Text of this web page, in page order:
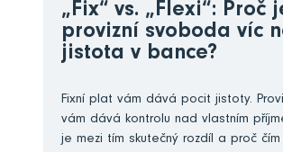
„Fix“ vs. „Flexi“: Proč
provizní svoboda víc
jistota v bance?
Fixní plat vám dává pocit jistoty.
vám dává kontrolu nad vlastním
je mezi tím skutečný rozdíl a proč